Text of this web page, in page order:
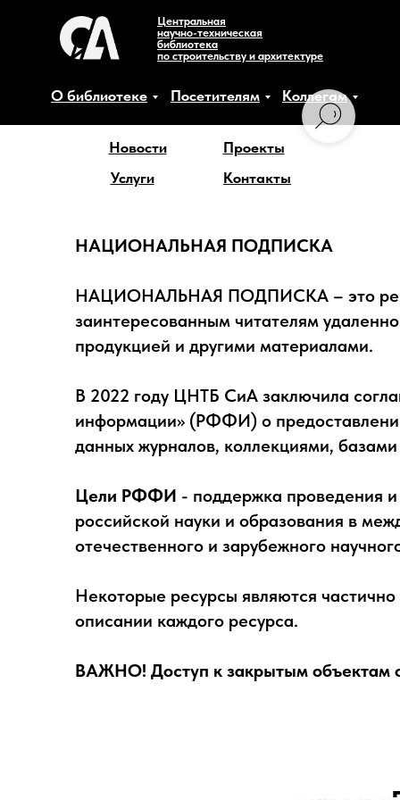
Центральная
научно-техническая
библиотека
по строительству и архитектуре
О библиотеке Посетителям Коллегам
Новости
Проекты
Услуги
Контакты
НАЦИОНАЛЬНАЯ ПОДПИСКА
НАЦИОНАЛЬНАЯ ПОДПИСКА – это
заинтересованным читателям
продукцией и другими материалами.
В 2022 году ЦНТБ СиА заключила
информации» (РФФИ) о
данных журналов, коллекциями,
Цели РФФИ - поддержка проведения
российской науки и образования в
отечественного и зарубежного
Некоторые ресурсы являются
описании каждого ресурса.
ВАЖНО! Доступ к закрытым объектам